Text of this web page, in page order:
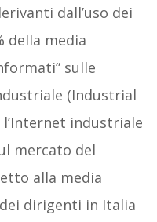
dall’uso dei
della media
sulle
(Industrial
industriale
mercato del
alla media
dirigenti in Italia